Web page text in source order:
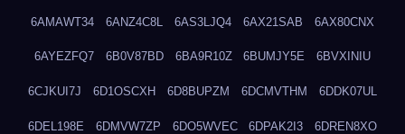
6AMAWT34 6ANZ4C8L 6AS3LJQ4 6AX21SAB 6AX80CNX
6AYEZFQ7 6B0V87BD 6BA9R10Z 6BUMJY5E 6BVXINIU
6CJKUI7J 6D1OSCXH 6D8BUPZM 6DCMVTHM 6DDK07UL
6DEL198E 6DMVW7ZP 6DO5WVEC 6DPAK2I3 6DREN8XO